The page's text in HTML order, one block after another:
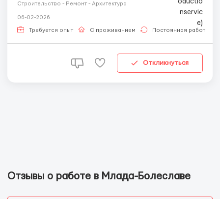
(Zámečník) – 170–250 Kč/год Збірка та обробка
конструкці...
Строительство - Ремонт - Архитектура
06-02-2026
Требуется опыт С проживанием Постоянная работа
Откликнуться
Отзывы о работе в Млада-Болеславе